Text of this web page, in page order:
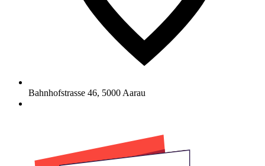
Bahnhofstrasse 46, 5000 Aarau